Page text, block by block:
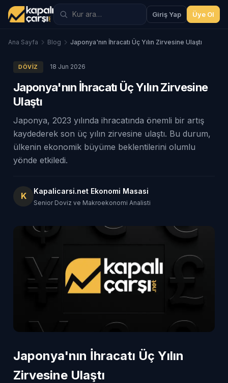
Giriş Yap Üye Ol
Ana Sayfa Blog Japonya'nın İhracatı Üç Yılın Zirvesine Ulaştı
DÖVIZ 18 Jun 2026
Japonya'nın İhracatı Üç Yılın Zirvesine
Ulaştı
Japonya, 2023 yılında ihracatında önemli bir artış
kaydederek son üç yılın zirvesine ulaştı. Bu durum,
ülkenin ekonomik büyüme beklentilerini olumlu
yönde etkiledi.
K Kapalicarsi.net Ekonomi Masasi
Senior Doviz ve Makroekonomi Analisti
Japonya'nın İhracatı Üç Yılın
Zirvesine Ulaştı